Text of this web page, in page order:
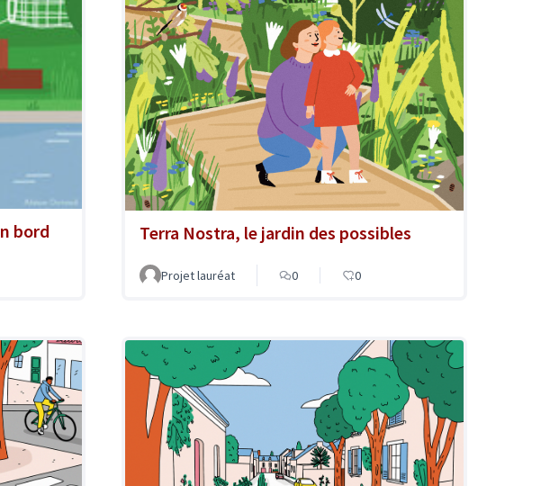
bord
Terra Nostra, le jardin des possibles
Projet lauréat 0 0